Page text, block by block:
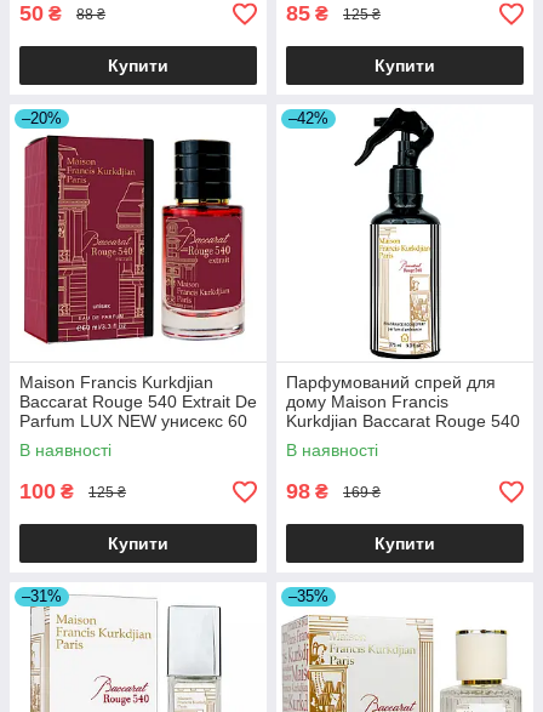
50 ₴ 88 ₴
Купити
85 ₴ 125 ₴
Купити
–20%
Maison Francis Kurkdjian
Baccarat Rouge 540 Extrait De
Parfum LUX NEW унисекс 60
мл
В наявності
100 ₴ 125 ₴
Купити
–42%
Парфумований спрей для
дому Maison Francis
Kurkdjian Baccarat Rouge 540
Brand Collection 275 мл
В наявності
98 ₴ 169 ₴
Купити
–31% –35%